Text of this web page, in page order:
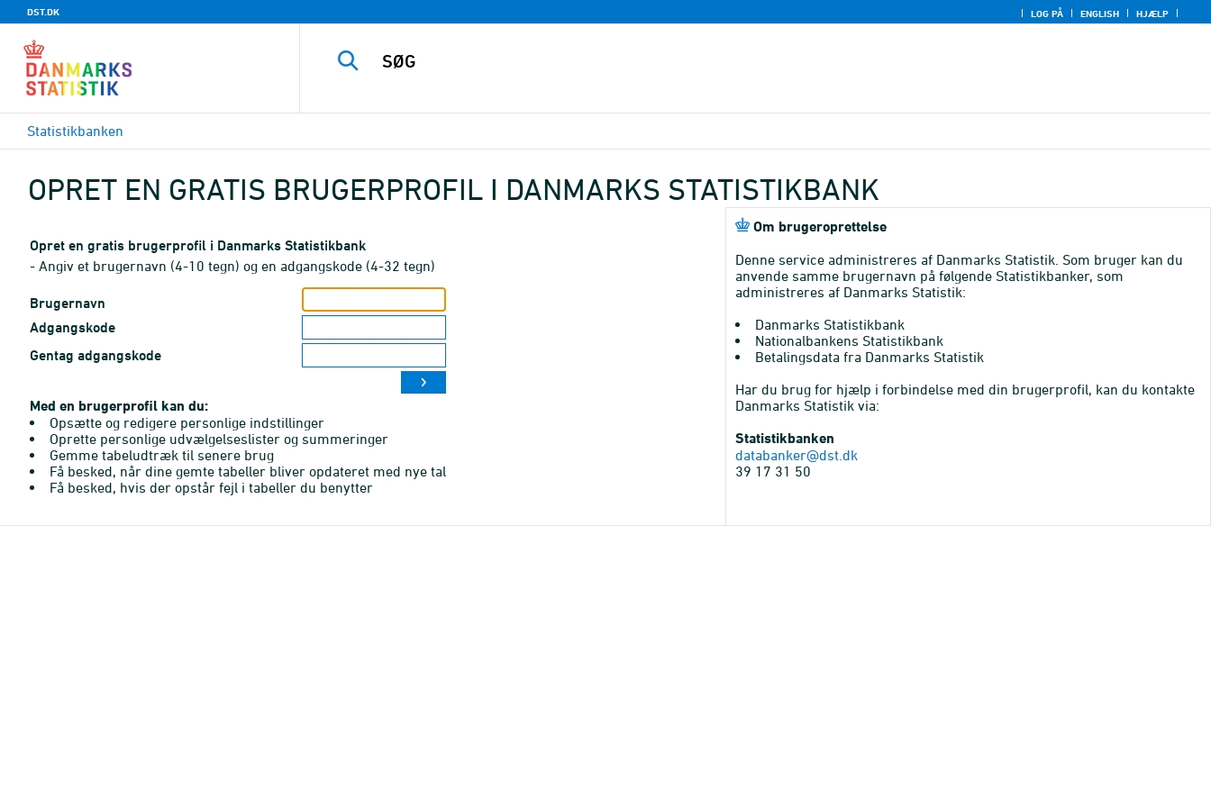
DST.DK LOG PÅ ENGLISH HJÆLP
Statistikbanken
OPRET EN GRATIS BRUGERPROFIL I DANMARKS STATISTIKBANK
Opret en gratis brugerprofil i Danmarks Statistikbank
- Angiv et brugernavn (4-10 tegn) og en adgangskode (4-32 tegn)
Brugernavn
Adgangskode
Gentag adgangskode
Med en brugerprofil kan du:
Opsætte og redigere personlige indstillinger
Oprette personlige udvælgelseslister og summeringer
Gemme tabeludtræk til senere brug
Få besked, når dine gemte tabeller bliver opdateret med nye tal
Få besked, hvis der opstår fejl i tabeller du benytter
Om brugeroprettelse
Denne service administreres af Danmarks Statistik. Som bruger kan du
anvende samme brugernavn på følgende Statistikbanker, som
administreres af Danmarks Statistik:
Danmarks Statistikbank
Nationalbankens Statistikbank
Betalingsdata fra Danmarks Statistik
Har du brug for hjælp i forbindelse med din brugerprofil, kan du kontakte
Danmarks Statistik via:
Statistikbanken
databanker@dst.dk
39 17 31 50